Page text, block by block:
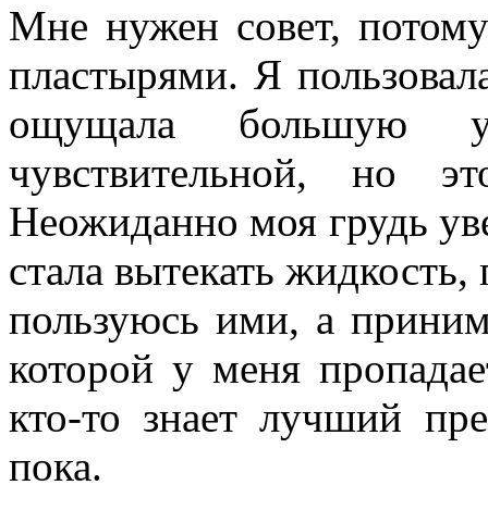
Мне нужен совет,
пластырями. Я
ощущала большую
чувствительной, но
Неожиданно моя грудь
стала вытекать
пользуюсь ими, а
которой у меня
кто-то знает лучший
пока.